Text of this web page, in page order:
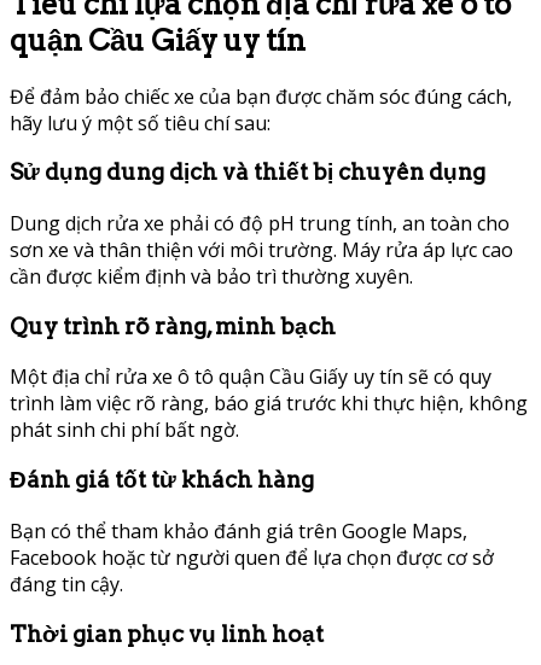
quận Cầu Giấy uy tín
Để đảm bảo chiếc xe của bạn được chăm sóc đúng cách,
hãy lưu ý một số tiêu chí sau:
Sử dụng dung dịch và thiết bị chuyên dụng
Dung dịch rửa xe phải có độ pH trung tính, an toàn cho
sơn xe và thân thiện với môi trường. Máy rửa áp lực cao
cần được kiểm định và bảo trì thường xuyên.
Quy trình rõ ràng, minh bạch
Một địa chỉ rửa xe ô tô quận Cầu Giấy uy tín sẽ có quy
trình làm việc rõ ràng, báo giá trước khi thực hiện, không
phát sinh chi phí bất ngờ.
Đánh giá tốt từ khách hàng
Bạn có thể tham khảo đánh giá trên Google Maps,
Facebook hoặc từ người quen để lựa chọn được cơ sở
đáng tin cậy.
Thời gian phục vụ linh hoạt